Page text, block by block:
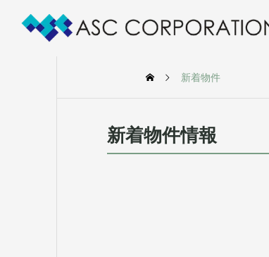
新着物件
新着物件情報